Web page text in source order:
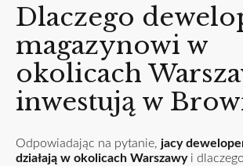
Dlaczego
magazynowi w
okolicach
inwestują w
Odpowiadając na pytanie, jacy
działają w okolicach Warszawyi